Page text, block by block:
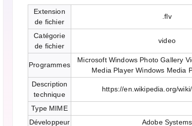
Extension
de fichier
.flv
Catégorie
de fichier
video
Programmes
Microsoft Windows Photo Gallery
Media Player Windows Media
Description
technique
https://en.wikipedia.org/
Type MIME
Développeur
Adobe Systems